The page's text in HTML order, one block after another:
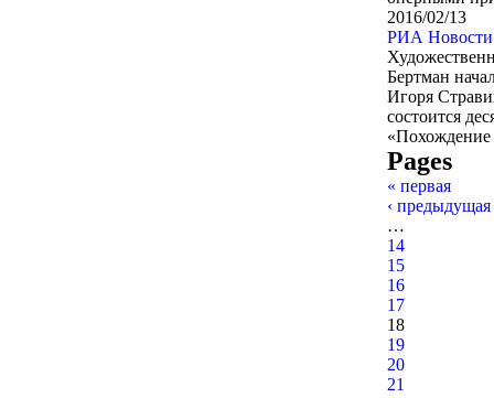
2016/02/13
РИА Новости.
Бертман
Игоря
состоится
«Похождение
Pages
« первая
‹ предыдущая
…
14
15
16
17
18
19
20
21